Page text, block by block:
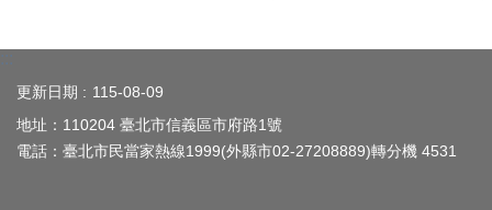
站
料
開
:::
更新日期
115-08-09
地址：110204 臺北市信義區市府路1號
電話：臺北市民當家熱線1999(外縣市02-27208889)轉分機 4531